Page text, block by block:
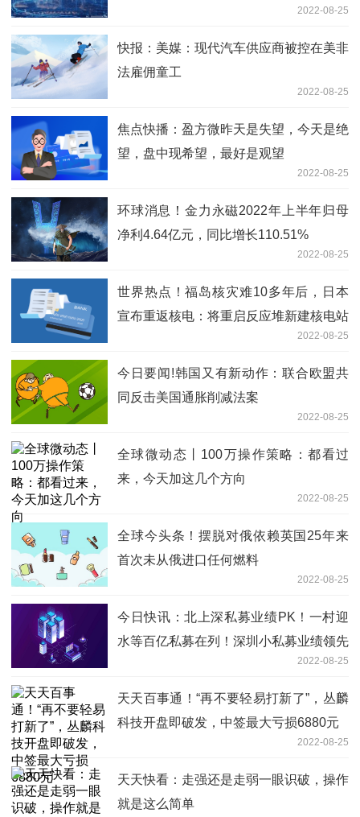
2022-08-25
快报：美媒：现代汽车供应商被控在美非
法雇佣童工
2022-08-25
焦点快播：盈方微昨天是失望，今天是绝
望，盘中现希望，最好是观望
2022-08-25
环球消息！金力永磁2022年上半年归母
净利4.64亿元，同比增长110.51%
2022-08-25
世界热点！福岛核灾难10多年后，日本
宣布重返核电：将重启反应堆新建核电站
2022-08-25
今日要闻!韩国又有新动作：联合欧盟共
同反击美国通胀削减法案
2022-08-25
全球微动态丨100万操作策略：都看过
来，今天加这几个方向
2022-08-25
全球今头条！摆脱对俄依赖英国25年来
首次未从俄进口任何燃料
2022-08-25
今日快讯：北上深私募业绩PK！一村迎
水等百亿私募在列！深圳小私募业绩领先
2022-08-25
天天百事通！“再不要轻易打新了”，丛麟
科技开盘即破发，中签最大亏损6880元
2022-08-25
天天快看：走强还是走弱一眼识破，操作
就是这么简单